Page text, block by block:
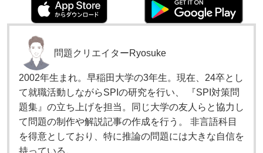
問題クリエイターRyosuke
2002年生まれ。早稲田大学の3年生。現在、24卒とし
て就職活動しながらSPIの研究を行い、 『SPI対策問
題集』の立ち上げを担当。同じ大学の友人らと協力し
て問題の制作や解説記事の作成を行う。 非言語科目
を得意としており、特に推論の問題には大きな自信を
持っている。